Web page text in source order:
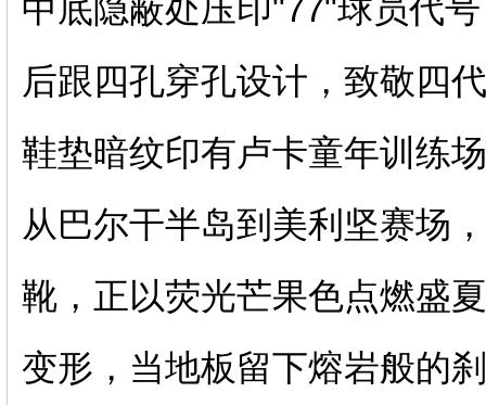
中底隐蔽处压印"77"球员代
后跟四孔穿孔设计，致敬四
鞋垫暗纹印有卢卡童年训练
从巴尔干半岛到美利坚赛场
靴，正以荧光芒果色点燃盛
变形，当地板留下熔岩般的